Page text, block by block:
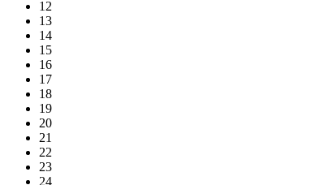
12
13
14
15
16
17
18
19
20
21
22
23
24